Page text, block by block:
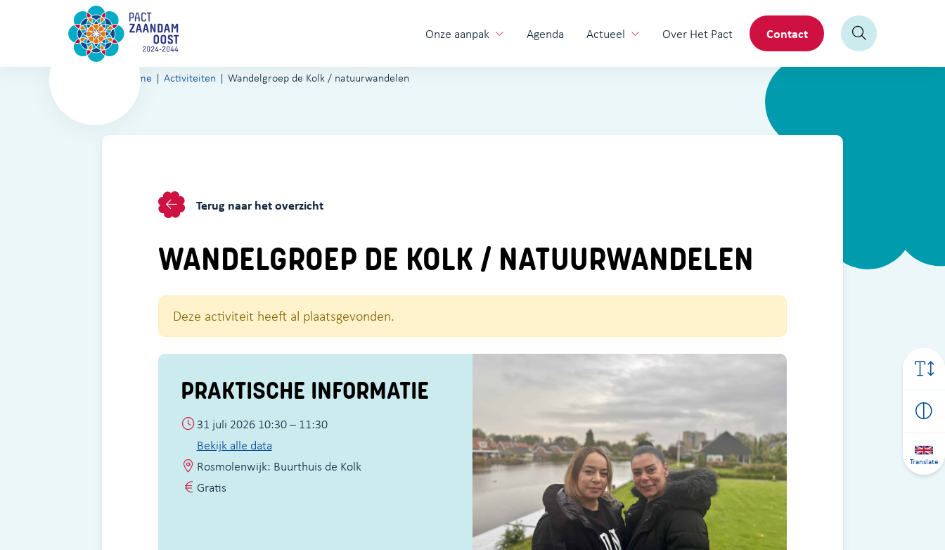
Onze aanpak Agenda Actueel Over Het Pact Contact
Translate
Home Activiteiten Wandelgroep de Kolk / natuurwandelen
Terug naar het overzicht
WANDELGROEP DE KOLK / NATUURWANDELEN
Deze activiteit heeft al plaatsgevonden.
PRAKTISCHE INFORMATIE
31 juli 2026 10:30 – 11:30
Bekijk alle data
Rosmolenwijk: Buurthuis de Kolk
Gratis